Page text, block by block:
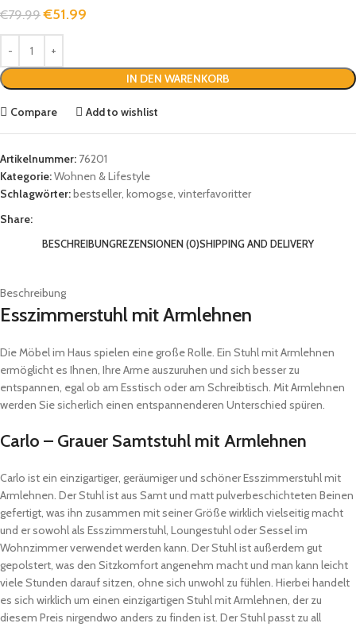
€79.99 €51.99
IN DEN WARENKORB
Compare Add to wishlist
Artikelnummer: 76201
Kategorie:Wohnen & Lifestyle
Schlagwörter:bestseller, komogse, vinterfavoritter
Share:
BESCHREIBUNGREZENSIONEN (0)SHIPPING AND DELIVERY
Beschreibung
Esszimmerstuhl mit Armlehnen
Die Möbel im Haus spielen eine große Rolle. Ein Stuhl mit Armlehnen
ermöglicht es Ihnen, Ihre Arme auszuruhen und sich besser zu
entspannen, egal ob am Esstisch oder am Schreibtisch. Mit Armlehnen
werden Sie sicherlich einen entspannenderen Unterschied spüren.
Carlo – Grauer Samtstuhl mit Armlehnen
Carlo ist ein einzigartiger, geräumiger und schöner Esszimmerstuhl mit
Armlehnen. Der Stuhl ist aus Samt und matt pulverbeschichteten Beinen
gefertigt, was ihn zusammen mit seiner Größe wirklich vielseitig macht
und er sowohl als Esszimmerstuhl, Loungestuhl oder Sessel im
Wohnzimmer verwendet werden kann. Der Stuhl ist außerdem gut
gepolstert, was den Sitzkomfort angenehm macht und man kann leicht
viele Stunden darauf sitzen, ohne sich unwohl zu fühlen. Hierbei handelt
es sich wirklich um einen einzigartigen Stuhl mit Armlehnen, der zu
diesem Preis nirgendwo anders zu finden ist. Der Stuhl passt zu all